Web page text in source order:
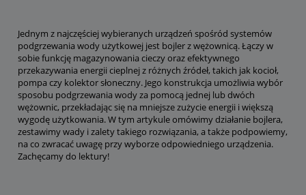
Jednym z najczęściej wybieranych urządzeń spośród systemów
podgrzewania wody użytkowej jest bojler z wężownicą. Łączy w
sobie funkcję magazynowania cieczy oraz efektywnego
przekazywania energii cieplnej z różnych źródeł, takich jak kocioł,
pompa czy kolektor słoneczny. Jego konstrukcja umożliwia wybór
sposobu podgrzewania wody za pomocą jednej lub dwóch
wężownic, przekładając się na mniejsze zużycie energii i większą
wygodę użytkowania. W tym artykule omówimy działanie bojlera,
zestawimy wady i zalety takiego rozwiązania, a także podpowiemy,
na co zwracać uwagę przy wyborze odpowiedniego urządzenia.
Zachęcamy do lektury!